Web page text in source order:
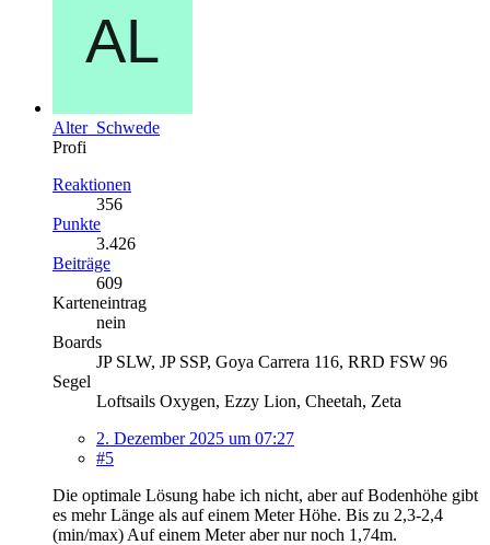
Alter_Schwede
Profi
Reaktionen
356
Punkte
3.426
Beiträge
609
Karteneintrag
nein
Boards
JP SLW, JP SSP, Goya Carrera 116, RRD FSW 96
Segel
Loftsails Oxygen, Ezzy Lion, Cheetah, Zeta
2. Dezember 2025 um 07:27
#5
Die optimale Lösung habe ich nicht, aber auf Bodenhöhe gibt
es mehr Länge als auf einem Meter Höhe. Bis zu 2,3-2,4
(min/max) Auf einem Meter aber nur noch 1,74m.